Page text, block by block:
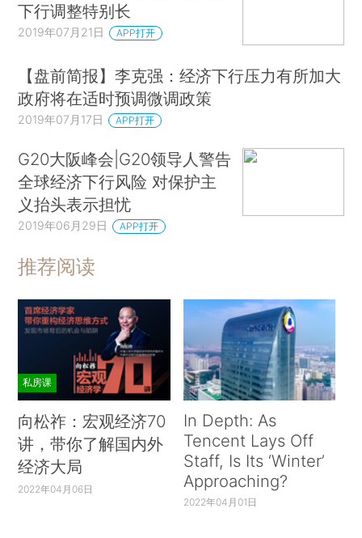
下行调整特别长
2019年07月21日 APP打开
【盘前简报】李克强：经济下行压力有所加大
政府将在适时预调微调政策
2019年07月17日 APP打开
G20大阪峰会|G20领导人警告
全球经济下行风险 对保护主
义抬头表示担忧
2019年06月29日 APP打开
推荐阅读
私房课
向松祚：宏观经济70
讲，带你了解国内外
经济大局
2022年04月06日
In Depth: As
Tencent Lays Off
Staff, Is Its ‘Winter’
Approaching?
2022年04月01日